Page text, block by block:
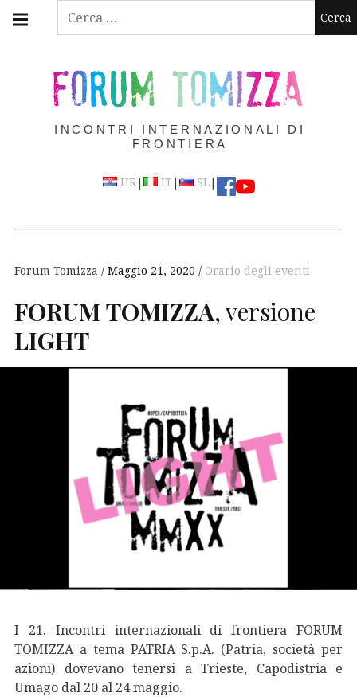
Ricerca
Skip
FORUM TOMIZZA
INCONTRI INTERNAZIONALI DI
FRONTIERA
HR| IT | SL|
navigation
Forum Tomizza Maggio 21, 2020 Orario degli eventi
FORUMTOMIZZA, versione
LIGHT
I 21. Incontri internazionali di frontiera FORUM
TOMIZZA a tema PATRIA S.p.A. (Patria, società per
azioni) dovevano tenersi a Trieste, Capodistria e
Umago dal 20 al 24 maggio.